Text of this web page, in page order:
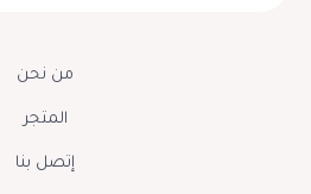
من نحن
المتجر
إتصل بنا